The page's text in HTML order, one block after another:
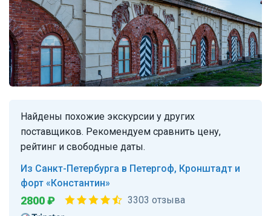
Найдены похожие экскурсии у других
поставщиков. Рекомендуем сравнить цену,
рейтинг и свободные даты.
Из Санкт-Петербурга в Петергоф, Кронштадт и
форт «Константин»
2800 ₽ 3303 отзыва